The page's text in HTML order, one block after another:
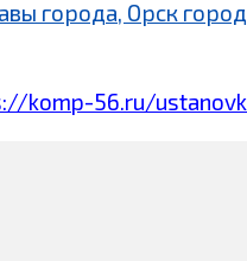
города, Орск
komp-56.ru/